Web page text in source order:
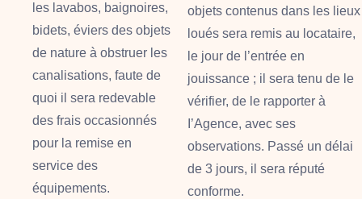
les lavabos, baignoires,
bidets, éviers des objets
de nature à obstruer les
canalisations, faute de
quoi il sera redevable
des frais occasionnés
pour la remise en
service des
équipements.
objets contenus dans les lieux
loués sera remis au locataire,
le jour de l’entrée en
jouissance ; il sera tenu de le
vérifier, de le rapporter à
I’Agence, avec ses
observations. Passé un délai
de 3 jours, il sera réputé
conforme.